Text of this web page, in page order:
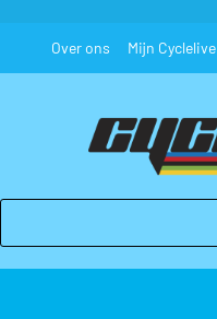
Over ons Mijn Cyclelive